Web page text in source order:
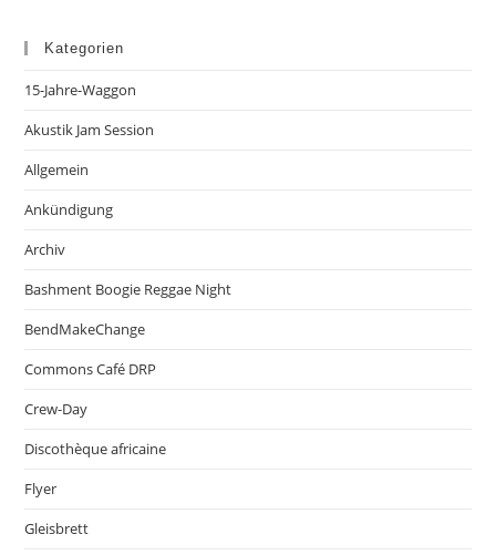
Kategorien
15-Jahre-Waggon
Akustik Jam Session
Allgemein
Ankündigung
Archiv
Bashment Boogie Reggae Night
BendMakeChange
Commons Café DRP
Crew-Day
Discothèque africaine
Flyer
Gleisbrett